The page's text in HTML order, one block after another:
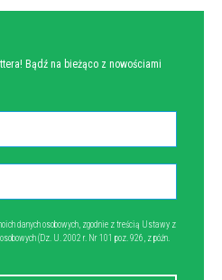
Bądź na bieżąco z nowościami
danych osobowych, zgodnie z treścią Ustawy z
(Dz. U. 2002 r. Nr 101 poz. 926, z późn.